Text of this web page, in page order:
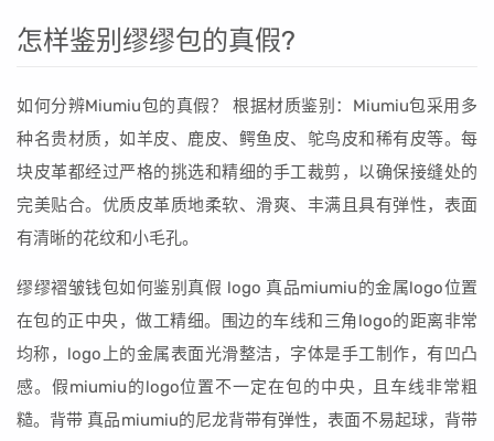
怎样鉴别缪缪包的真假?
如何分辨Miumiu包的真假？ 根据材质鉴别：Miumiu包采用多
种名贵材质，如羊皮、鹿皮、鳄鱼皮、鸵鸟皮和稀有皮等。每
块皮革都经过严格的挑选和精细的手工裁剪，以确保接缝处的
完美贴合。优质皮革质地柔软、滑爽、丰满且具有弹性，表面
有清晰的花纹和小毛孔。
缪缪褶皱钱包如何鉴别真假 logo 真品miumiu的金属logo位置
在包的正中央，做工精细。围边的车线和三角logo的距离非常
均称，logo上的金属表面光滑整洁，字体是手工制作，有凹凸
感。假miumiu的logo位置不一定在包的中央，且车线非常粗
糙。背带 真品miumiu的尼龙背带有弹性，表面不易起球，背带